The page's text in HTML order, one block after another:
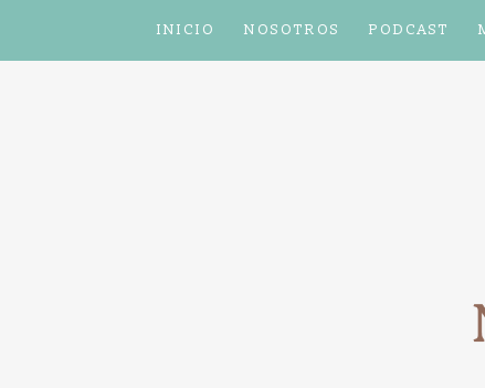
INICIO NOSOTROS PODCAST